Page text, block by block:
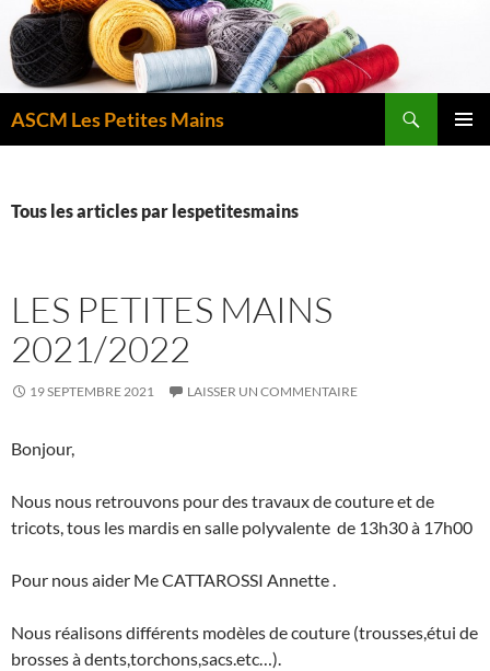
Aller
au
contenu
ASCM Les Petites Mains
Tous les articles par lespetitesmains
LES PETITES MAINS
2021/2022
19 SEPTEMBRE 2021 LAISSER UN COMMENTAIRE
Bonjour,
Nous nous retrouvons pour des travaux de couture et de
tricots, tous les mardis en salle polyvalente de 13h30 à 17h00
Pour nous aider Me CATTAROSSI Annette .
Nous réalisons différents modèles de couture (trousses,étui de
brosses à dents,torchons,sacs.etc…).